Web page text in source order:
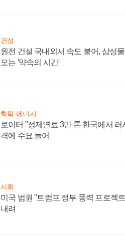
건설
원전 건설 국내외서 속도 붙어, 삼성
오는 '약속의 시간'
화학·에너지
로이터 "정제연료 3만 톤 한국에서
격에 수요 늘어
사회
미국 법원 "트럼프 정부 풍력 프로젝
내려